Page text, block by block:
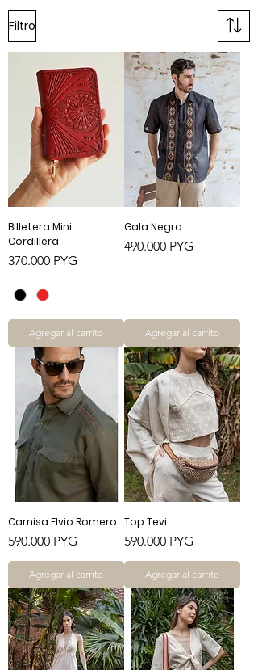
Filtro
Billetera Mini
Cordillera
Precio
370.000 PYG
Agregar al carrito
Gala Negra
Precio
490.000 PYG
Agregar al carrito
Camisa Elvio Romero
Precio
590.000 PYG
Agregar al carrito
Top Tevi
Precio
590.000 PYG
Agregar al carrito